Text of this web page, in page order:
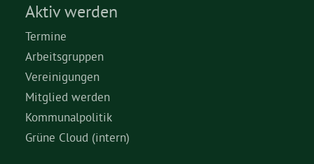
Aktiv werden
Termine
Arbeitsgruppen
Vereinigungen
Mitglied werden
Kommunalpolitik
Grüne Cloud (intern)